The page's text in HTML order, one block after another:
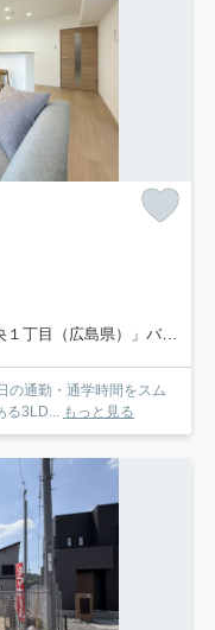
（広島県）」バス停下車 徒歩2分
の通勤・通学時間をスム
3LD...
もっと見る